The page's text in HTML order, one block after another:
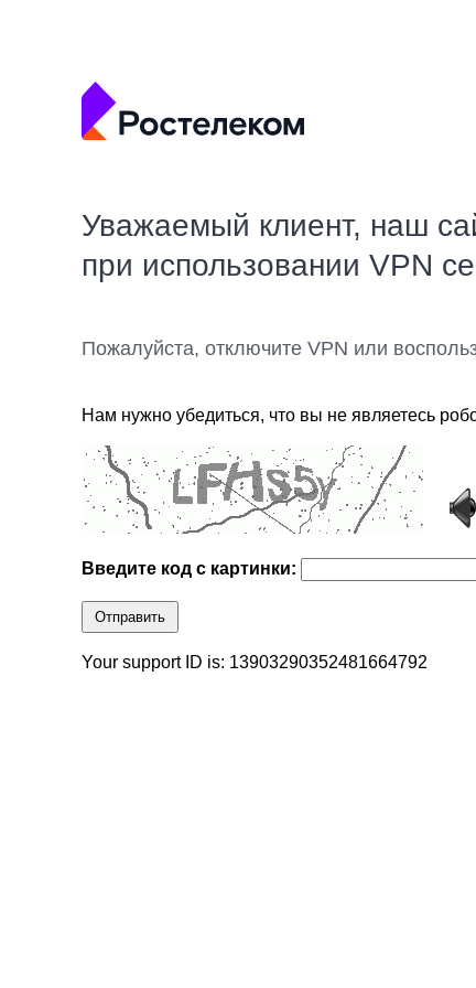
Уважаемый клиент, наш
при использовании VPN
Пожалуйста, отключите VPN или
Нам нужно убедиться, что вы не являетесь
Введите код с картинки:
Отправить
Your support ID is: 13903290352481664792